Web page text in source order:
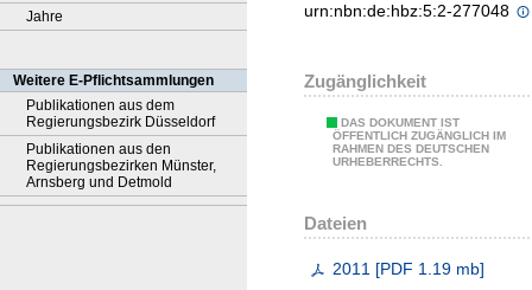
Jahre
Weitere E-Pflichtsammlungen
Publikationen aus dem
Regierungsbezirk Düsseldorf
Publikationen aus den
Regierungsbezirken Münster,
Arnsberg und Detmold
urn:nbn:de:hbz:5:2-277048
Zugänglichkeit
DAS DOKUMENT IST
ÖFFENTLICH ZUGÄNGLICH IM
RAHMEN DES DEUTSCHEN
URHEBERRECHTS.
Dateien
2011 [PDF 1.19 mb]